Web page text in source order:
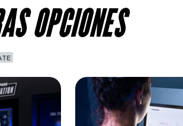
OPCIONES
Imagen